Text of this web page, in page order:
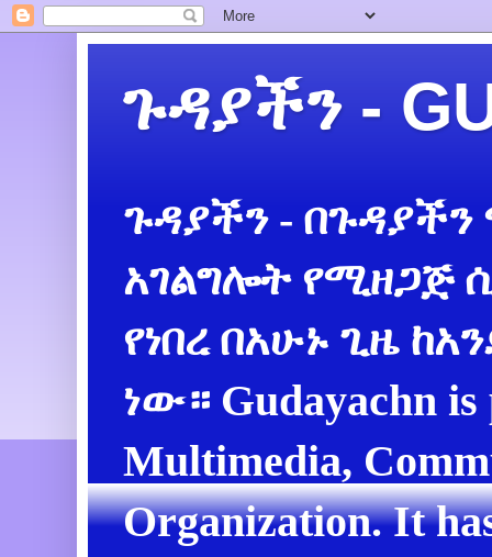
ጉዳያችን -
ጉዳያችን -
አገልግሎት የሚዘጋጅ
የነበረ በአሁኑ ጊዜ
ነው። Gudayachn is
Multimedia,
Organization. It